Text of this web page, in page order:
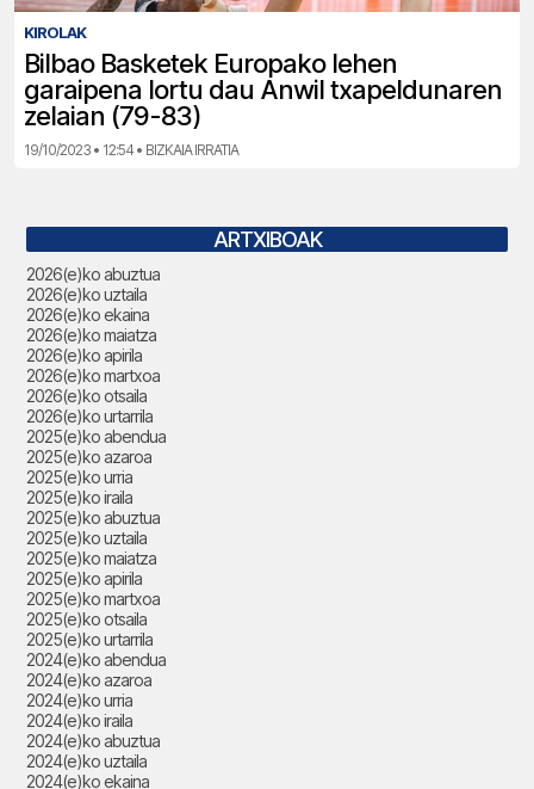
KIROLAK
Bilbao Basketek Europako lehen
garaipena lortu dau Anwil txapeldunaren
zelaian (79-83)
19/10/2023 • 12:54 • BIZKAIA IRRATIA
ARTXIBOAK
2026(e)ko abuztua
2026(e)ko uztaila
2026(e)ko ekaina
2026(e)ko maiatza
2026(e)ko apirila
2026(e)ko martxoa
2026(e)ko otsaila
2026(e)ko urtarrila
2025(e)ko abendua
2025(e)ko azaroa
2025(e)ko urria
2025(e)ko iraila
2025(e)ko abuztua
2025(e)ko uztaila
2025(e)ko maiatza
2025(e)ko apirila
2025(e)ko martxoa
2025(e)ko otsaila
2025(e)ko urtarrila
2024(e)ko abendua
2024(e)ko azaroa
2024(e)ko urria
2024(e)ko iraila
2024(e)ko abuztua
2024(e)ko uztaila
2024(e)ko ekaina